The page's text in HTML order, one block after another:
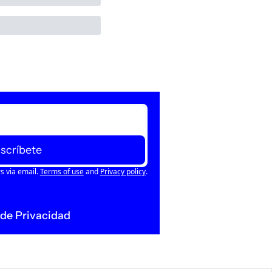
via email.Terms of useand Privacy policy.
Privacidad